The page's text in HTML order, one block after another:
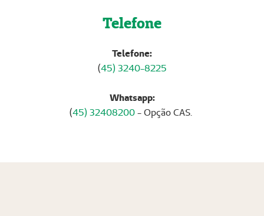
Telefone
Telefone:
(45) 3240-8225
Whatsapp:
(45) 32408200- Opção CAS.